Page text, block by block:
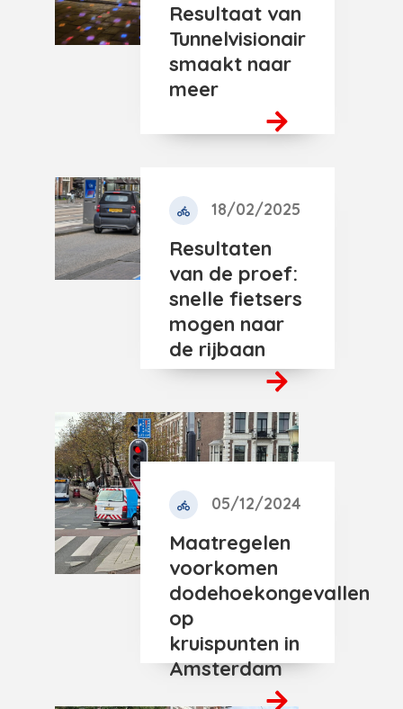
Resultaat van
Tunnelvisionair
smaakt naar
meer
18/02/2025
Resultaten
van de proef:
snelle fietsers
mogen naar
de rijbaan
05/12/2024
Maatregelen
voorkomen
dodehoekongevallen
op
kruispunten in
Amsterdam